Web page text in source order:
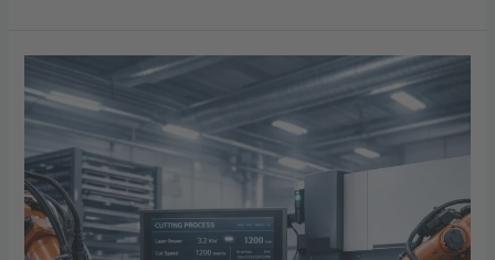
smarte
Fertigungslösungen
die
Effizienz
steigern
und